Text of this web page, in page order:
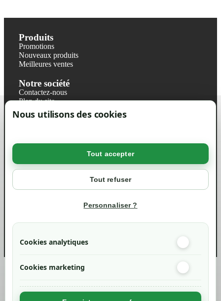
Nous utilisons des cookies
Tout accepter
Tout refuser
Personnaliser ?
Cookies analytiques
Cookies marketing
Produits
Promotions
Nouveaux produits
Meilleures ventes
Notre société
Contactez-nous
Plan du site
Magasin
Mentions légales
Politique de confidentialité RGPD
Votre compte
info@green-tech-shop.com
Created byNageoconcept